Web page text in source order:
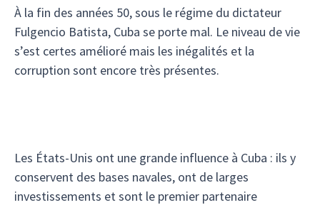
À la fin des années 50, sous le régime du dictateur
Fulgencio Batista, Cuba se porte mal. Le niveau de vie
s’est certes amélioré mais les inégalités et la
corruption sont encore très présentes.
Les États-Unis ont une grande influence à Cuba : ils y
conservent des bases navales, ont de larges
investissements et sont le premier partenaire